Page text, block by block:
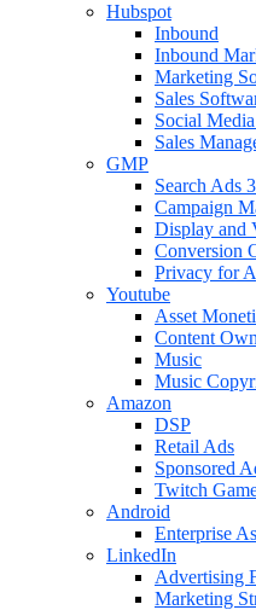
Hubspot
Inbound
Inbound
Marketing
Sales
Social
Sales
GMP
Search Ads
Campaign
Display and
Conversion
Privacy for
Youtube
Asset
Content
Music
Music
Amazon
DSP
Retail Ads
Sponsored
Twitch
Android
Enterprise
LinkedIn
Advertising
Marketing